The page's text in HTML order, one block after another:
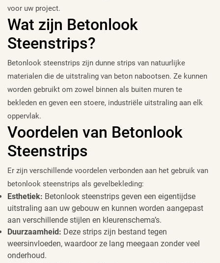
voor uw project.
Wat zijn Betonlook
Steenstrips?
Betonlook steenstrips zijn dunne strips van natuurlijke
materialen die de uitstraling van beton nabootsen. Ze kunnen
worden gebruikt om zowel binnen als buiten muren te
bekleden en geven een stoere, industriële uitstraling aan elk
oppervlak.
Voordelen van Betonlook
Steenstrips
Er zijn verschillende voordelen verbonden aan het gebruik van
betonlook steenstrips als gevelbekleding:
Esthetiek: Betonlook steenstrips geven een eigentijdse
uitstraling aan uw gebouw en kunnen worden aangepast
aan verschillende stijlen en kleurenschema’s.
Duurzaamheid: Deze strips zijn bestand tegen
weersinvloeden, waardoor ze lang meegaan zonder veel
onderhoud.